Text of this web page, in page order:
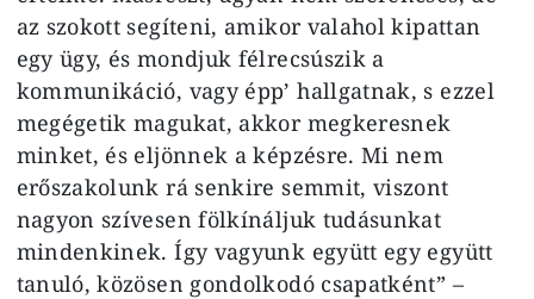
az szokott segíteni, amikor valahol kipattan
egy ügy, és mondjuk félrecsúszik a
kommunikáció, vagy épp’ hallgatnak, s ezzel
megégetik magukat, akkor megkeresnek
minket, és eljönnek a képzésre. Mi nem
erőszakolunk rá senkire semmit, viszont
nagyon szívesen fölkínáljuk tudásunkat
mindenkinek. Így vagyunk együtt egy együtt
tanuló, közösen gondolkodó csapatként” –